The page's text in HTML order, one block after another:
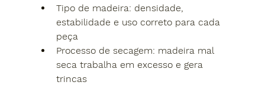
Tipo de madeira: densidade,
estabilidade e uso correto para cada
peça
Processo de secagem: madeira mal
seca trabalha em excesso e gera
trincas